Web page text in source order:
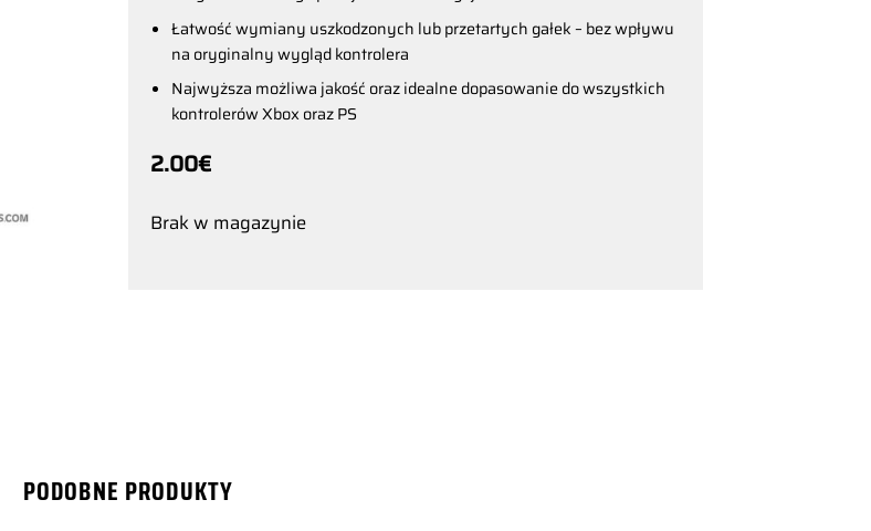
Łatwość wymiany uszkodzonych lub przetartych gałek – bez wpływu
na oryginalny wygląd kontrolera
Najwyższa możliwa jakość oraz idealne dopasowanie do wszystkich
kontrolerów Xbox oraz PS
2.00€
Brak w magazynie
PODOBNE PRODUKTY